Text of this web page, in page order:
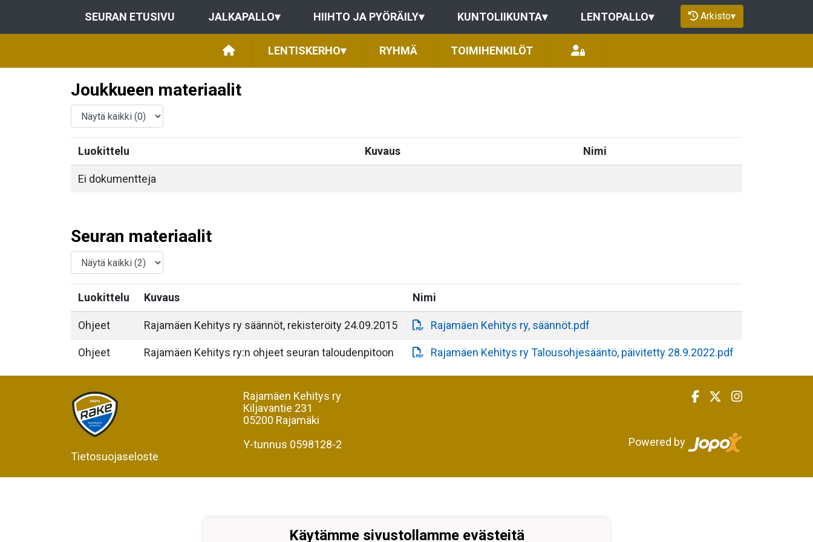
SEURAN ETUSIVU JALKAPALLO▾ HIIHTO JA PYÖRÄILY▾ KUNTOLIIKUNTA▾ LENTOPALLO▾ Arkisto▾
LENTISKERHO▾ RYHMÄ TOIMIHENKILÖT
Joukkueen materiaalit
Luokittelu Kuvaus Nimi
Ei dokumentteja
Seuran materiaalit
Luokittelu Kuvaus Nimi
Ohjeet Rajamäen Kehitys ry säännöt, rekisteröity 24.09.2015 Rajamäen Kehitys ry, säännöt.pdf
Ohjeet Rajamäen Kehitys ry:n ohjeet seuran taloudenpitoon Rajamäen Kehitys ry Talousohjesääntö, päivitetty 28.9.2022.pdf
Tietosuojaseloste
Rajamäen Kehitys ry
Kiljavantie 231
05200 Rajamäki
Y-tunnus 0598128-2
Powered by
Käytämme sivustollamme evästeitä